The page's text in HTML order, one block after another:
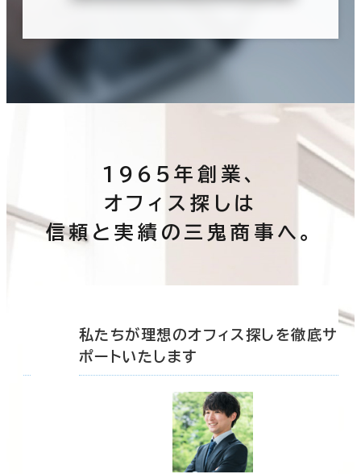
1965年創業、
オフィス探しは
信頼と実績の三鬼商事へ。
私たちが理想のオフィス探しを徹底サ
ポートいたします